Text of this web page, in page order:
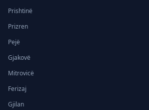
Prishtinë
Prizren
Pejë
Gjakovë
Mitrovicë
Ferizaj
Gjilan